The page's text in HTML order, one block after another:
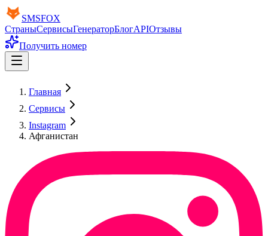
SMSFOX
СтраныСервисыГенераторБлогAPIОтзывы
Получить номер
Главная
Сервисы
Instagram
Афганистан